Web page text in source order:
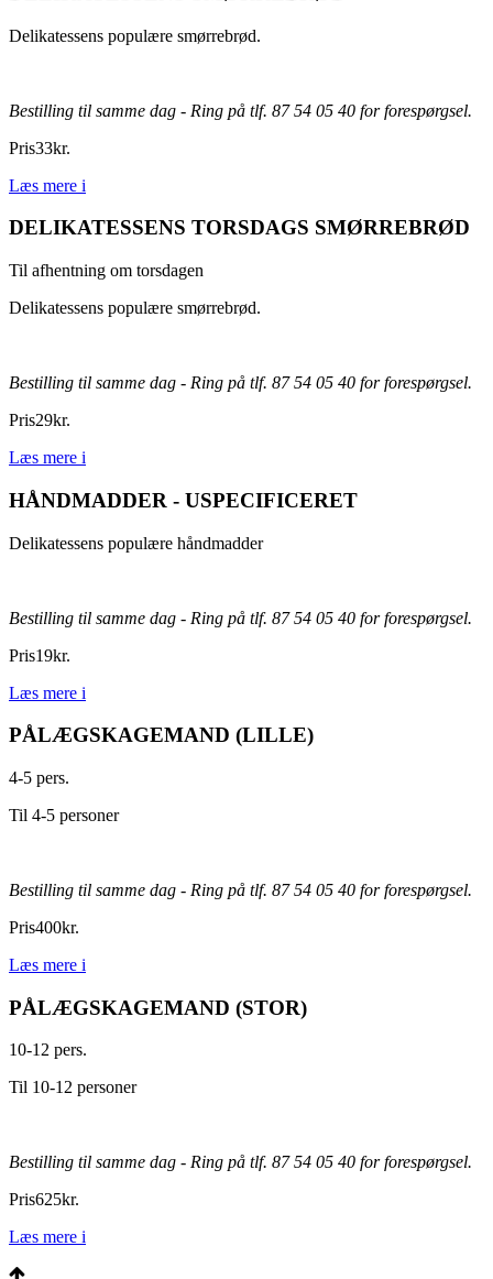
Delikatessens populære smørrebrød.
Bestilling til samme dag - Ring på tlf. 87 54 05 40 for forespørgsel.
Pris33kr.
Læs mere i
DELIKATESSENS TORSDAGS SMØRREBRØD
Til afhentning om torsdagen
Delikatessens populære smørrebrød.
Bestilling til samme dag - Ring på tlf. 87 54 05 40 for forespørgsel.
Pris29kr.
Læs mere i
HÅNDMADDER - USPECIFICERET
Delikatessens populære håndmadder
Bestilling til samme dag - Ring på tlf. 87 54 05 40 for forespørgsel.
Pris19kr.
Læs mere i
PÅLÆGSKAGEMAND (LILLE)
4-5 pers.
Til 4-5 personer
Bestilling til samme dag - Ring på tlf. 87 54 05 40 for forespørgsel.
Pris400kr.
Læs mere i
PÅLÆGSKAGEMAND (STOR)
10-12 pers.
Til 10-12 personer
Bestilling til samme dag - Ring på tlf. 87 54 05 40 for forespørgsel.
Pris625kr.
Læs mere i